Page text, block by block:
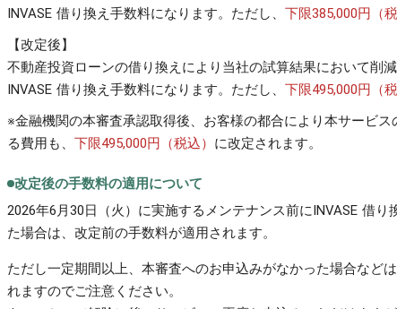
INVASE 借り換え手数料になります。ただし、 下限385,000円（税
【改定後】
不動産投資ローンの借り換えにより当社の試算結果において削
INVASE 借り換え手数料になります。ただし、 下限495,000円（税
※金融機関の本審査承認取得後、お客様の都合により本サービ
る費用も、 下限495,000円（税込） に改定されます。
改定後の手数料の適用について
2026年6月30日（火）に実施するメンテナンス前にINVASE 借り
た場合は、改定前の手数料が適用されます。
ただし一定期間以上、本審査へのお申込みがなかった場合など
れますのでご注意ください。